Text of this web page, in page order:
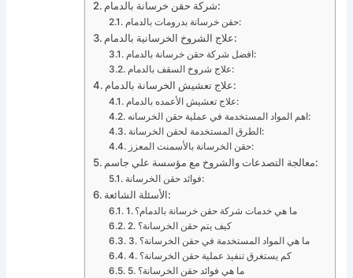
شركة حقن خرسانة بالدمام:
حقن خرسانة بدرومات بالدمام:
علاج الشروخ الخرسانية بالدمام:
افضل شركة حقن خرسانة بالدمام:
علاج شروخ السقف بالدمام:
علاج تعشيش الخرسانة بالدمام:
علاج تعشيش الأعمده بالدمام:
اهم المواد المستخدمة في عملية حقن الخرسانه:
الطرق المستخدمة لحقن الخرسانة:
حقن الخرسانة بالأسمنت المعزز:
معالجة التصدعات والشروخ مع مؤسسة علي جاسم:
فوائد حقن الخرسانة:
الأسئلة الشائعة:
1. ما هي خدمات شركة حقن خرسانة بالدمام؟
2. كيف يتم حقن الخرسانة؟
3. ما هي المواد المستخدمة في حقن الخرسانة؟
4. كم يستغرق تنفيذ عملية حقن الخرسانة؟
5. ما هي فوائد حقن الخرسانة؟